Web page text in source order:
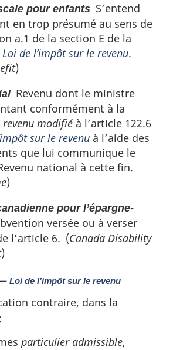
pour enfants S’entend
en trop présumé au sens de
a.1 de la section E de la
Loi de l’impôt sur le revenu.
)
Revenu dont le ministre
conformément à la
revenu modifié à l’article 122.6
sur le revenu à l’aide des
que lui communique le
national à cette fin.
)
pour l’épargne-
versée ou à verser
l’article 6. (Canada Disability
)
Loi de l’impôt sur le revenu
contraire, dans la
particulier admissible,